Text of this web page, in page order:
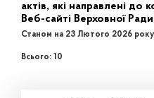
актів, які направлені до
Веб-сайті Верховної
Станом на 23 Лютого 2026 року
Всього: 10